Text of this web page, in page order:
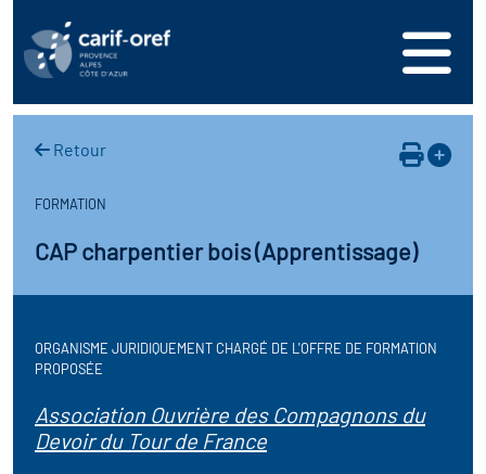
nous
formation
en région
Partenariale de la
(OPC)
Régional d’Observation
votre offre de
Retour
FORMATION
CAP charpentier bois (Apprentissage)
ORGANISME JURIDIQUEMENT CHARGÉ DE L'OFFRE DE FORMATION
PROPOSÉE
Association Ouvrière des Compagnons du
Devoir du Tour de France